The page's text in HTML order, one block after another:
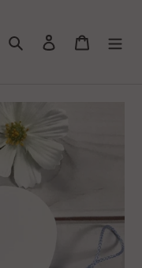
Suchen Einloggen